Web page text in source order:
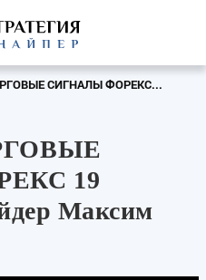
СИГНАЛЫ ФОРЕКС...
19
Максим